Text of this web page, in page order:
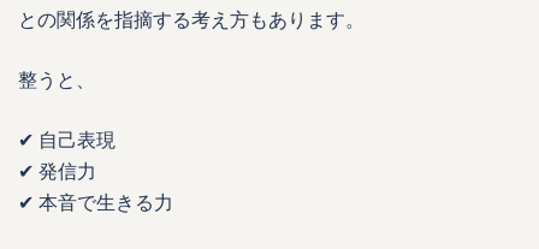
との関係を指摘する考え方もあります。
整うと、
✔ 自己表現
✔ 発信力
✔ 本音で生きる力